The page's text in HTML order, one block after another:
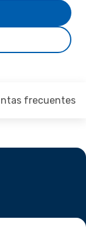
frecuentes